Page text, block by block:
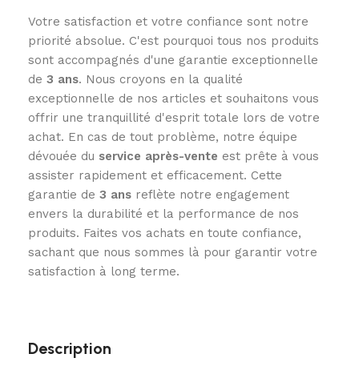
Votre satisfaction et votre confiance sont notre
priorité absolue. C'est pourquoi tous nos produits
sont accompagnés d'une garantie exceptionnelle
de 3 ans. Nous croyons en la qualité
exceptionnelle de nos articles et souhaitons vous
offrir une tranquillité d'esprit totale lors de votre
achat. En cas de tout problème, notre équipe
dévouée du service après-vente est prête à vous
assister rapidement et efficacement. Cette
garantie de 3 ans reflète notre engagement
envers la durabilité et la performance de nos
produits. Faites vos achats en toute confiance,
sachant que nous sommes là pour garantir votre
satisfaction à long terme.
Description